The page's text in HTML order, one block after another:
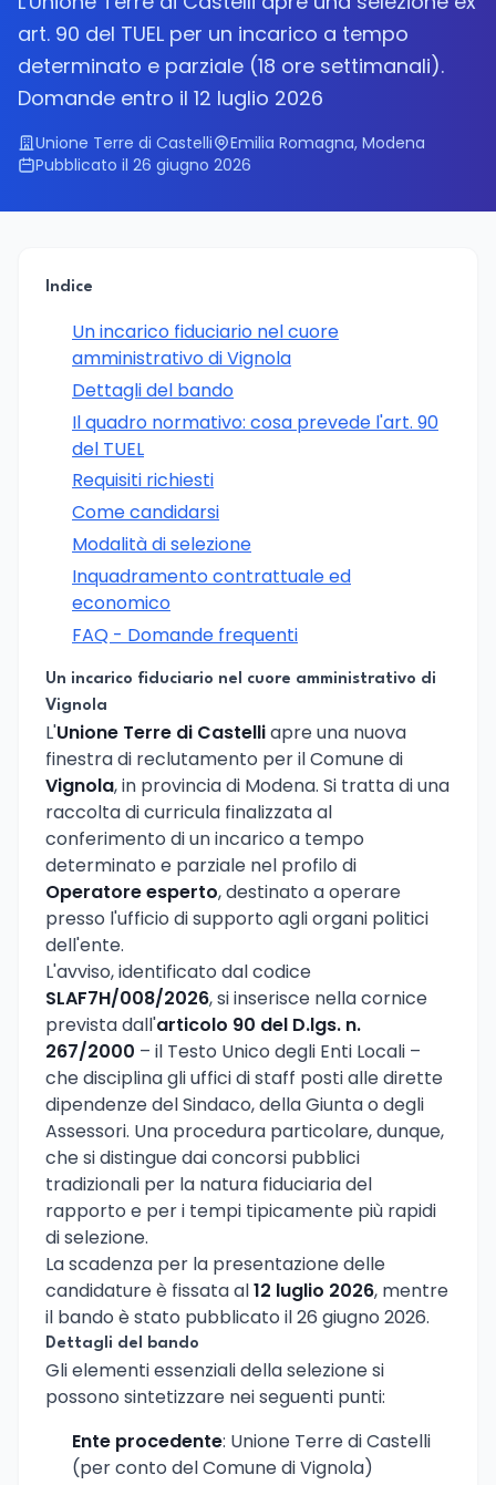
art. 90 del TUEL per un incarico a tempo
determinato e parziale (18 ore settimanali).
Domande entro il 12 luglio 2026
Unione Terre di Castelli
Emilia Romagna, Modena
Pubblicato il 26 giugno 2026
Indice
Un incarico fiduciario nel cuore
amministrativo di Vignola
Dettagli del bando
Il quadro normativo: cosa prevede l'art. 90
del TUEL
Requisiti richiesti
Come candidarsi
Modalità di selezione
Inquadramento contrattuale ed
economico
FAQ - Domande frequenti
Un incarico fiduciario nel cuore amministrativo di
Vignola
L'Unione Terre di Castelliapre una nuova
finestra di reclutamento per il Comune di
Vignola, in provincia di Modena. Si tratta di una
raccolta di curricula finalizzata al
conferimento di un incarico a tempo
determinato e parziale nel profilo di
Operatore esperto, destinato a operare
presso l'ufficio di supporto agli organi politici
dell'ente.
L'avviso, identificato dal codice
SLAF7H/008/2026, si inserisce nella cornice
prevista dall'articolo 90 del D.lgs. n.
267/2000 – il Testo Unico degli Enti Locali –
che disciplina gli uffici di staff posti alle dirette
dipendenze del Sindaco, della Giunta o degli
Assessori. Una procedura particolare, dunque,
che si distingue dai concorsi pubblici
tradizionali per la natura fiduciaria del
rapporto e per i tempi tipicamente più rapidi
di selezione.
La scadenza per la presentazione delle
candidature è fissata al12 luglio 2026, mentre
il bando è stato pubblicato il 26 giugno 2026.
Dettagli del bando
Gli elementi essenziali della selezione si
possono sintetizzare nei seguenti punti:
Ente procedente: Unione Terre di Castelli
(per conto del Comune di Vignola)